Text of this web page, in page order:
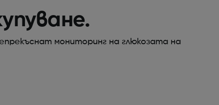
мониторинг на глюкозата на